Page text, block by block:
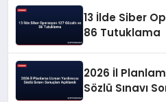
13 İlde Siber
86 Tutuklama
2026 İl
Sözlü Sınavı